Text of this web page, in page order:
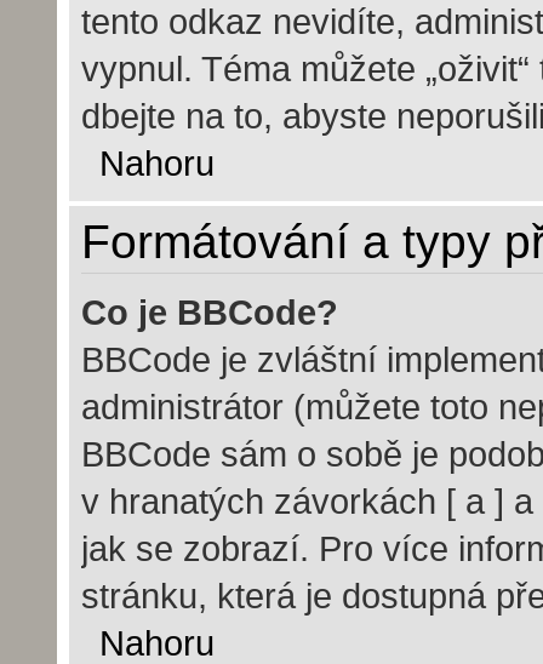
tento odkaz nevidíte,
vypnul. Téma můžete
dbejte na to, abyste
Nahoru
Formátování a typy
Co je BBCode?
BBCode je zvláštní
administrátor (můžete toto
BBCode sám o sobě je
v hranatých závorkách [ a ]
jak se zobrazí. Pro více
stránku, která je dostupná
Nahoru